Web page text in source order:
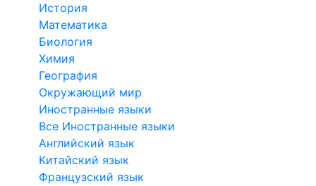
История
Математика
Биология
Химия
География
Окружающий мир
Иностранные языки
Все Иностранные языки
Английский язык
Китайский язык
Французский язык